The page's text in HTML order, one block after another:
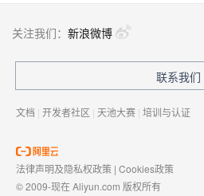
关注我们： 新浪微博
联系我们
文档 | 开发者社区 | 天池大赛 | 培训与认证
法律声明及隐私权政策 | Cookies政策
© 2009-现在 Aliyun.com 版权所有